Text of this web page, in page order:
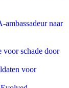
naar
voor schade door
voor